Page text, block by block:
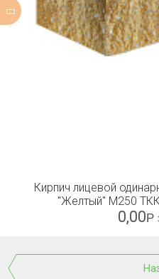
Кирпич лицевой
"Желтый" М250
0,00Р